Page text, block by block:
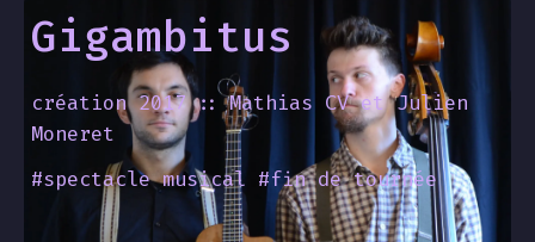
Gigambitus
création 2017
Mathias CV et Julien
Moneret
#spectacle musical #fin de tournée